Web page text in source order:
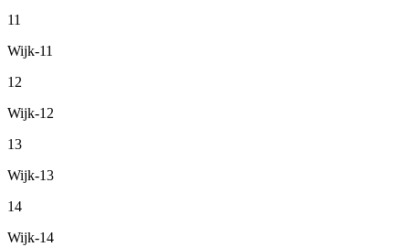
11
Wijk-11
12
Wijk-12
13
Wijk-13
14
Wijk-14